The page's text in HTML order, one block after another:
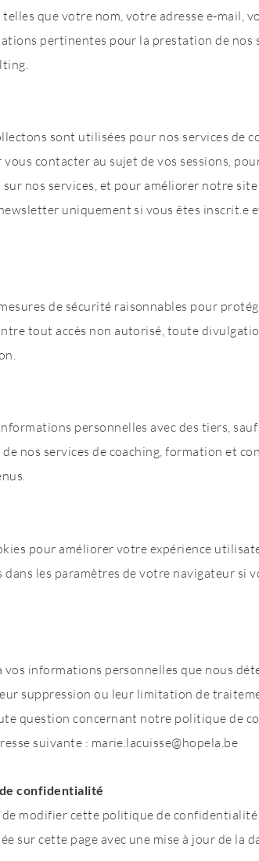
que votre nom, votre adresse e-mail,
pertinentes pour la prestation de nos
sont utilisées pour nos services de
contacter au sujet de vos sessions,
nos services, et pour améliorer notre site
uniquement si vous êtes inscrit.e
de sécurité raisonnables pour
tout accès non autorisé, toute
personnelles avec des tiers, sauf
nos services de coaching, formation et
pour améliorer votre expérience
dans les paramètres de votre navigateur si
vos informations personnelles que nous
suppression ou leur limitation de
question concernant notre politique de
suivante : marie.lacuisse@hopela.be
confidentialité
modifier cette politique de
sur cette page avec une mise à jour de la